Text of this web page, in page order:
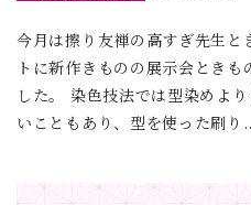
今月は擦り友禅の高すぎ先生と
トに新作きものの展示会とき
した。 染色技法では型染めよ
いこともあり、型を使った刷り